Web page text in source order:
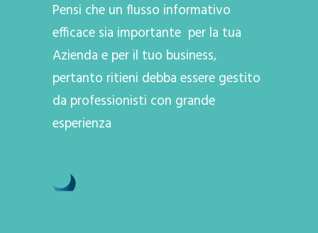
Pensi che un flusso informativo
efficace sia importante per la tua
Azienda e per il tuo business,
pertanto ritieni debba essere gestito
da professionisti con grande
esperienza